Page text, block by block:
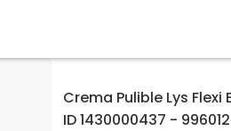
Crema Pulible Lys Flexi
ID 1430000437 - 996012